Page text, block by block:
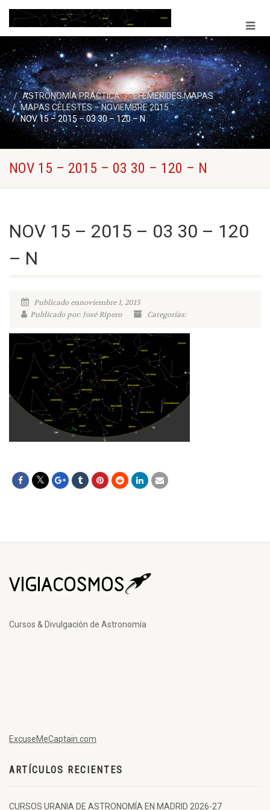
ASTRONOMÍA PRÁCTICA
EFEMERIDES MAPAS
MAPAS CELESTES – NOVIEMBRE 2015
NOV 15 – 2015 – 03 30 – 120 – N
NOV 15 – 2015 – 03 30 – 120 – N
NOV 15 – 2015 – 03 30 – 120
– N
Publicado ennoviembre 1, 2015
Publicado por: José Ripero
Categorías:
Cursos & Divulgación de Astronomía
ExcuseMeCaptain.com
ARTÍCULOS RECIENTES
CURSOS URANIA DE ASTRONOMÍA EN MADRID 2026-27